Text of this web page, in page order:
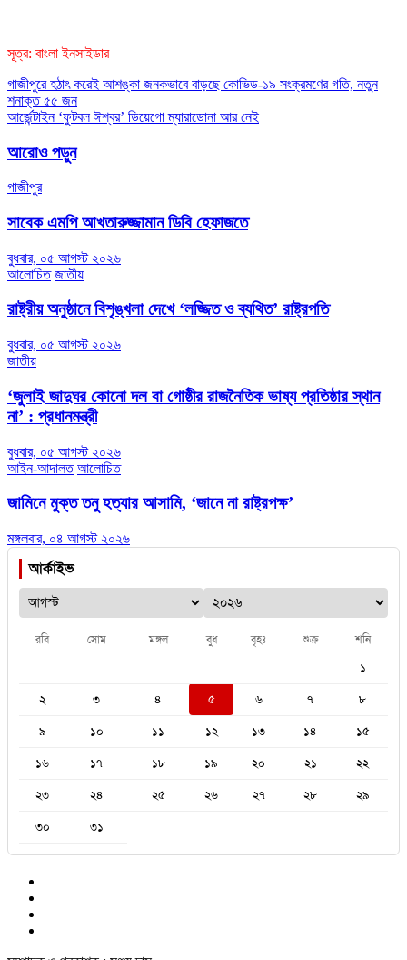
সূত্র: বাংলা ইনসাইডার
Post
navigation
গাজীপুরে হঠাৎ করেই আশঙ্কা জনকভাবে বাড়ছে কোভিড-১৯ সংক্রমণের গতি, নতুন
শনাক্ত ৫৫ জন
আর্জেন্টাইন ‘ফুটবল ঈশ্বর’ ডিয়েগো ম্যারাডোনা আর নেই
আরোও পড়ুন
গাজীপুর
সাবেক এমপি আখতারুজ্জামান ডিবি হেফাজতে
বুধবার, ০৫ আগস্ট ২০২৬
আলোচিত জাতীয়
রাষ্ট্রীয় অনুষ্ঠানে বিশৃঙ্খলা দেখে ‘লজ্জিত ও ব্যথিত’ রাষ্ট্রপতি
বুধবার, ০৫ আগস্ট ২০২৬
জাতীয়
‘জুলাই জাদুঘর কোনো দল বা গোষ্ঠীর রাজনৈতিক ভাষ্য প্রতিষ্ঠার স্থান
না’ : প্রধানমন্ত্রী
বুধবার, ০৫ আগস্ট ২০২৬
আইন-আদালত আলোচিত
জামিনে মুক্ত তনু হত্যার আসামি, ‘জানে না রাষ্ট্রপক্ষ’
মঙ্গলবার, ০৪ আগস্ট ২০২৬
আর্কাইভ
রবি সোম মঙ্গল বুধ বৃহঃ শুক্র শনি
১
২
৩ ৪ ৫ ৬ ৭
৮
৯
১০ ১১ ১২ ১৩ ১৪
১৫
১৬
১৭ ১৮ ১৯ ২০ ২১
২২
২৩
২৪ ২৫ ২৬ ২৭ ২৮
২৯
৩০
৩১